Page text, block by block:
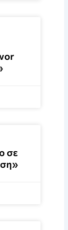
σε